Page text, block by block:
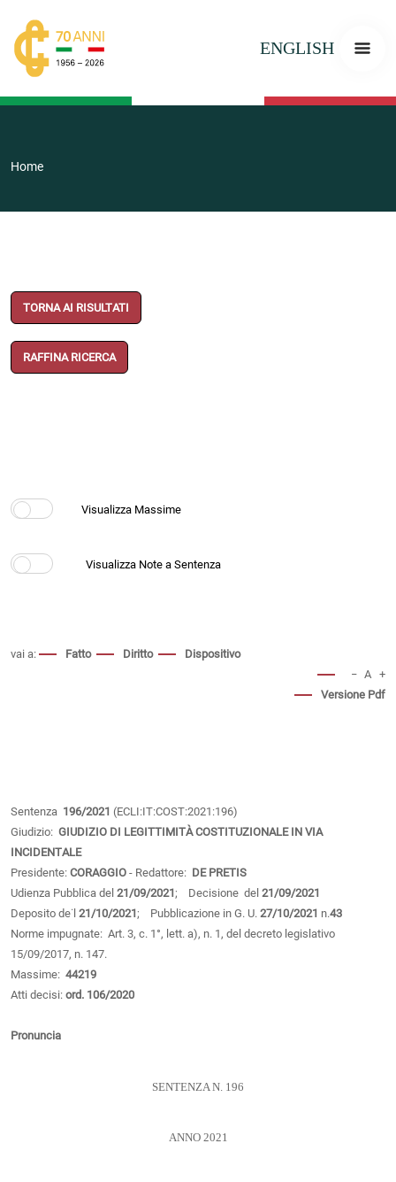
ENGLISH
Home
TORNA AI RISULTATI
RAFFINA RICERCA
vai a: Fatto Diritto
Dispositivo
− A +
Versione Pdf
Sentenza 196/2021 (ECLI:IT:COST:2021:196)
Giudizio: GIUDIZIO DI LEGITTIMITÀ COSTITUZIONALE IN VIA
INCIDENTALE
Presidente: CORAGGIO - Redattore: DE PRETIS
Udienza Pubblica del 21/09/2021; Decisione del 21/09/2021
Deposito de˙l 21/10/2021; Pubblicazione in G. U. 27/10/2021 n.43
Norme impugnate: Art. 3, c. 1°, lett. a), n. 1, del decreto legislativo
15/09/2017, n. 147.
Massime: 44219
Atti decisi: ord. 106/2020
Pronuncia
SENTENZA N. 196
ANNO 2021